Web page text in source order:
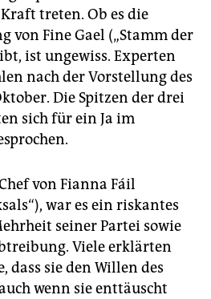
treten. Ob es die
von Fine Gael („Stamm der
ist ungewiss. Experten
nach der Vorstellung des
Die Spitzen der drei
sich für ein Ja im
von Fianna Fáil
war es ein riskantes
seiner Partei sowie
Viele erklärten
dass sie den Willen des
wenn sie enttäuscht